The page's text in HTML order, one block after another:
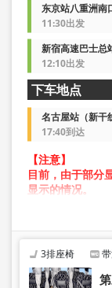
东京站八重洲南
11:30出发
新宿高速巴士总
12:10出发
下车地点
名古屋站（新干
17:40到达
【注意】
目前，由于部分
显示的情况。
在此情况下，预
的方案进行预约
3排座椅